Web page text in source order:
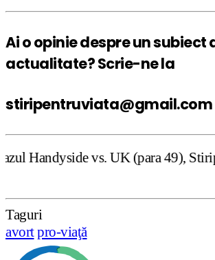
Ai o opinie despre un subiect
actualitate? Scrie-ne la
stiripentruviata@gmail.com
UK (para 49),
Taguri
avortpro-viaţă